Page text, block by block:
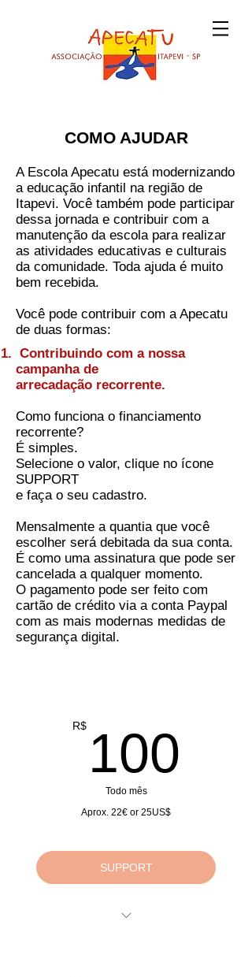
COMO AJUDAR
A Escola Apecatu está modernizando
a educação infantil na região de
Itapevi. Você também pode participar
dessa jornada e contribuir com a
manutenção da escola para realizar
as atividades educativas e culturais
da comunidade. Toda ajuda é muito
bem recebida.
Você pode contribuir com a Apecatu
de duas formas:
Contribuindo com a nossa
campanha de
arrecadação recorrente.
Como funciona o financiamento
recorrente?
É simples.
Selecione o valor, clique no ícone
SUPPORT
e faça o seu cadastro.
Mensalmente a quantia que você
escolher será debitada da sua conta.
É como uma assinatura que pode ser
cancelada a qualquer momento.
O pagamento pode ser feito com
cartão de crédito via a conta Paypal
com as mais modernas medidas de
segurança digital.
R$ 100
Todo mês
Aprox. 22€ or 25US$
SUPPORT